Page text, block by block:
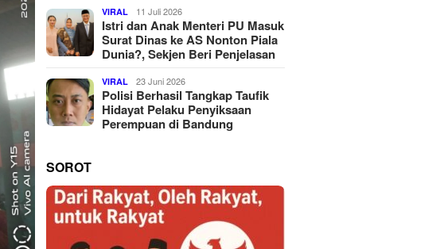
VIRAL 11 Juli 2026
Istri dan Anak Menteri PU Masuk
Surat Dinas ke AS Nonton Piala
Dunia?, Sekjen Beri Penjelasan
VIRAL 23 Juni 2026
Polisi Berhasil Tangkap Taufik
Hidayat Pelaku Penyiksaan
Perempuan di Bandung
SOROT